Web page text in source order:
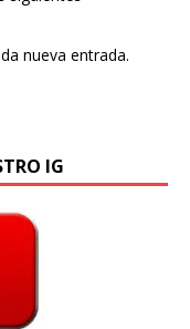
nueva entrada.
IG